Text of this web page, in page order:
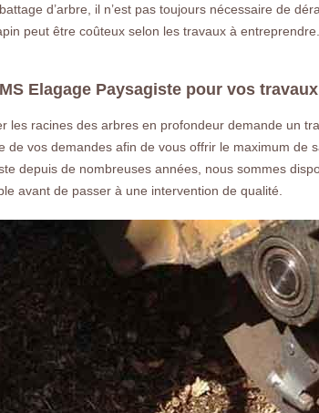
GRATUITEMENT
d’arbre, il n’est pas toujours nécessaire de
peut être coûteux selon les travaux à
Elagage Paysagiste pour vos
les racines des arbres en profondeur demande un
de vos demandes afin de vous offrir le maximum de
depuis de nombreuses années, nous sommes
avant de passer à une intervention de qualité.